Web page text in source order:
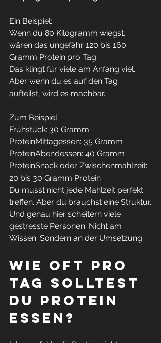
Ein Beispiel:
Wenn du 80 Kilogramm wiegst,
wären das ungefähr 120 bis 160
Gramm Protein pro Tag.
Das klingt für viele am Anfang viel.
Aber wenn du es auf den Tag
aufteilst, wird es machbar.
Zum Beispiel:
Frühstück: 30 Gramm
ProteinMittagessen: 35 Gramm
ProteinAbendessen: 40 Gramm
ProteinSnack oder Zwischenmahlzeit:
20 bis 30 Gramm Protein
Du musst nicht jede Mahlzeit perfekt
treffen. Aber du brauchst eine Struktur.
Und genau hier scheitern viele
gestresste Personen. Nicht am
Wissen. Sondern an der Umsetzung.
Wie oft pro
Tag solltest
du Protein
essen?